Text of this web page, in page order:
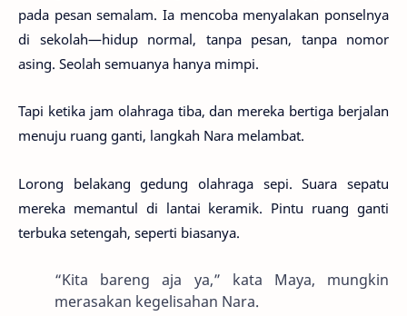
pada pesan semalam. Ia mencoba menyalakan ponselnya
di sekolah—hidup normal, tanpa pesan, tanpa nomor
asing. Seolah semuanya hanya mimpi.
Tapi ketika jam olahraga tiba, dan mereka bertiga berjalan
menuju ruang ganti, langkah Nara melambat.
Lorong belakang gedung olahraga sepi. Suara sepatu
mereka memantul di lantai keramik. Pintu ruang ganti
terbuka setengah, seperti biasanya.
“Kita bareng aja ya,” kata Maya, mungkin
merasakan kegelisahan Nara.